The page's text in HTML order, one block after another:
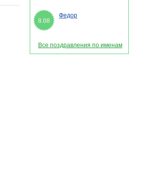
8.08
Федор
Все поздравления по именам